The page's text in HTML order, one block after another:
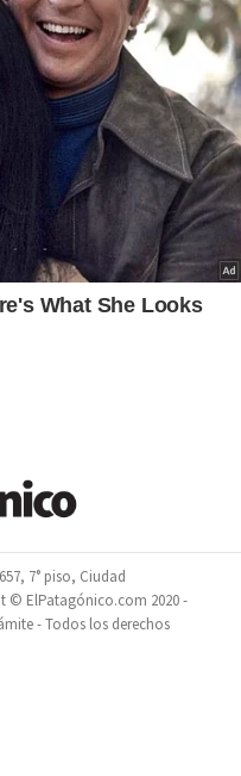
7° piso, Ciudad
© ElPatagónico.com 2020 -
- Todos los derechos